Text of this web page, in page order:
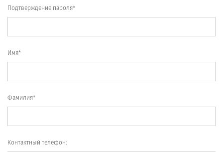
Подтверждение пароля*
Имя*
Фамилия*
Контактный телефон: